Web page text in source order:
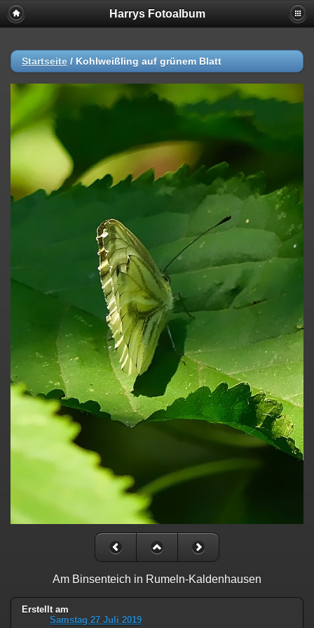
Harrys Fotoalbum
Startseite / Kohlweißling auf grünem Blatt
Am Binsenteich in Rumeln-Kaldenhausen
Erstellt am
Samstag 27 Juli 2019